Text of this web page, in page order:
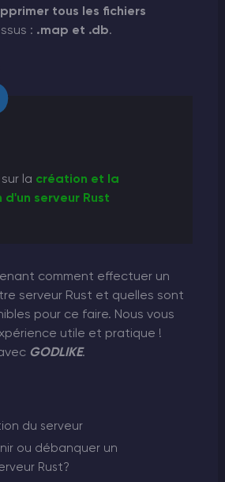
tous les fichiers
: .map et .db.
la création et la
serveur Rust
comment effectuer un
serveur Rust et quelles sont
pour ce faire. Nous vous
utile et pratique !
GODLIKE.
du serveur
ou débanquer un
Rust?